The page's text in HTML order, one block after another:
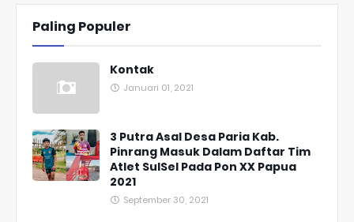
Paling Populer
Kontak
Januari 01, 2021
3 Putra Asal Desa Paria Kab.
Pinrang Masuk Dalam Daftar Tim
Atlet SulSel Pada Pon XX Papua
2021
September 30, 2021